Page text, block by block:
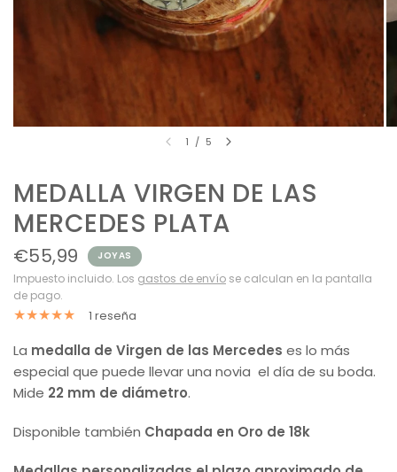
1 / 5
MEDALLA VIRGEN DE LAS
MERCEDES PLATA
€55,99 JOYAS
Impuesto incluido. Los gastos de envío se calculan en la pantalla
de pago.
1 reseña
La medalla de Virgen de las Mercedes es lo más
especial que puede llevar una novia el día de su boda.
Mide 22 mm de diámetro.
Disponible también Chapada en Oro de 18k